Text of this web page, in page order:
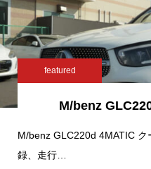
featured
M/benz
M/benz GLC220d 4MATIC
録、走行…